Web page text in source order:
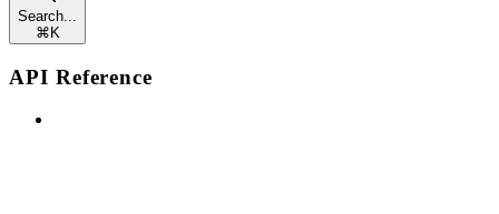
Search...
⌘ K
API Reference